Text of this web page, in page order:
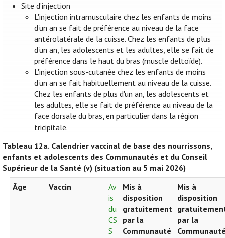
Site d’injection
L'injection intramusculaire chez les enfants de moins
d'un an se fait de préférence au niveau de la face
antérolatérale de la cuisse. Chez les enfants de plus
d'un an, les adolescents et les adultes, elle se fait de
préférence dans le haut du bras (muscle deltoïde).
L'injection sous-cutanée chez les enfants de moins
d'un an se fait habituellement au niveau de la cuisse.
Chez les enfants de plus d'un an, les adolescents et
les adultes, elle se fait de préférence au niveau de la
face dorsale du bras, en particulier dans la région
tricipitale.
Tableau 12a. Calendrier vaccinal de base des nourrissons,
enfants et adolescents des Communautés et du Conseil
Supérieur de la Santé (v) (situation au 5 mai 2026)
Âge
Vaccin
Av
is
du
CS
S
Mis à
disposition
gratuitement
par la
Communauté
Mis à
disposition
par la